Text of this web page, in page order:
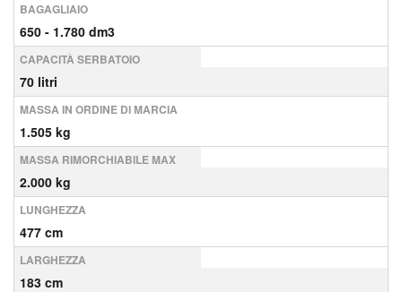
BAGAGLIAIO
650 - 1.780 dm3
CAPACITÀ SERBATOIO
70 litri
MASSA IN ORDINE DI MARCIA
1.505 kg
MASSA RIMORCHIABILE MAX
2.000 kg
LUNGHEZZA
477 cm
LARGHEZZA
183 cm